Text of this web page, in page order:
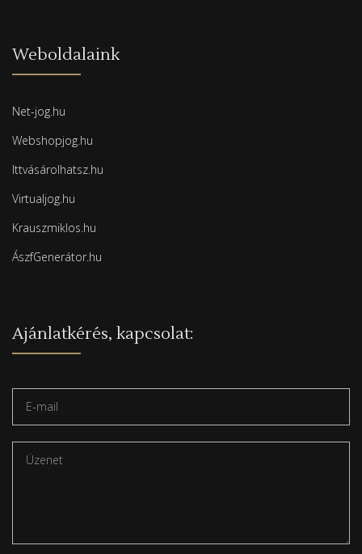
Weboldalaink
Net-jog.hu
Webshopjog.hu
Ittvásárolhatsz.hu
Virtualjog.hu
Krauszmiklos.hu
ÁszfGenerátor.hu
Ajánlatkérés, kapcsolat: